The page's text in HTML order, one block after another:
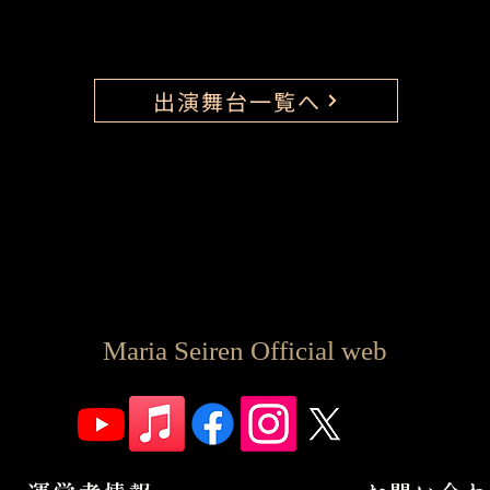
出演舞台一覧へ
Maria Seiren Official web